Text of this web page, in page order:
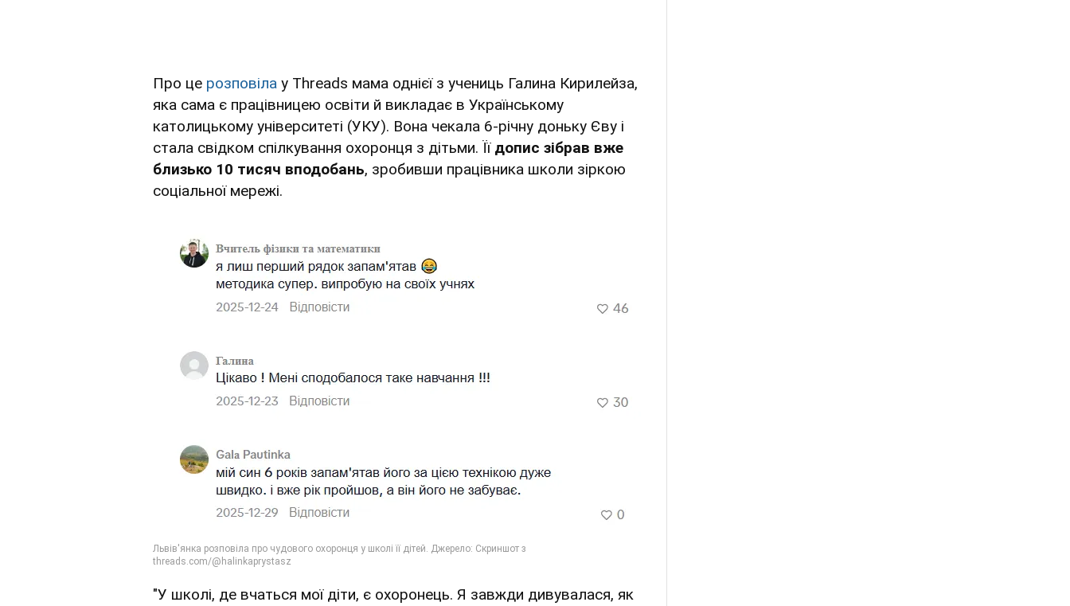
Про це розповіла у Threads мама однієї з учениць Галина Кирилейза,
яка сама є працівницею освіти й викладає в Українському
католицькому університеті (УКУ). Вона чекала 6-річну доньку Єву і
стала свідком спілкування охоронця з дітьми. Її допис зібрав вже
близько 10 тисяч вподобань, зробивши працівника школи зіркою
соціальної мережі.
"У школі, де вчаться мої діти, є охоронець. Я завжди дивувалася, як